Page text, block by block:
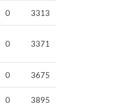
0 3313
0 3371
0
3675
0 3895